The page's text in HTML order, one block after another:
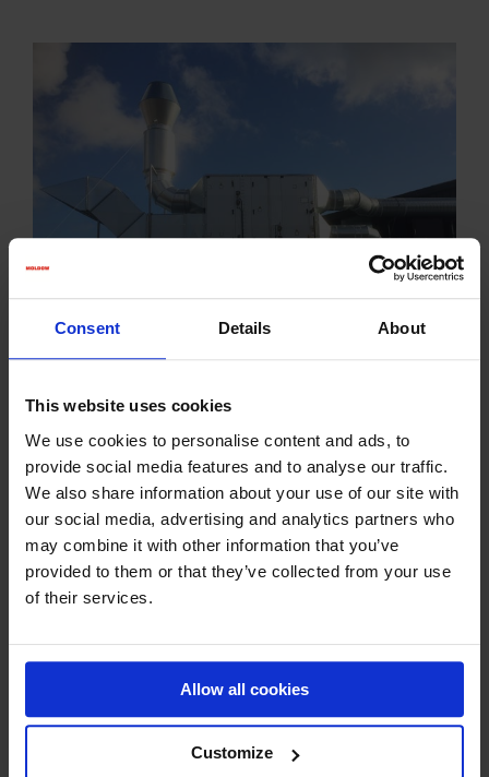
Consent Details About
This website uses cookies
We use cookies to personalise content and ads, to
provide social media features and to analyse our traffic.
We also share information about your use of our site with
our social media, advertising and analytics partners who
may combine it with other information that you’ve
provided to them or that they’ve collected from your use
of their services.
Allow all cookies
Customize